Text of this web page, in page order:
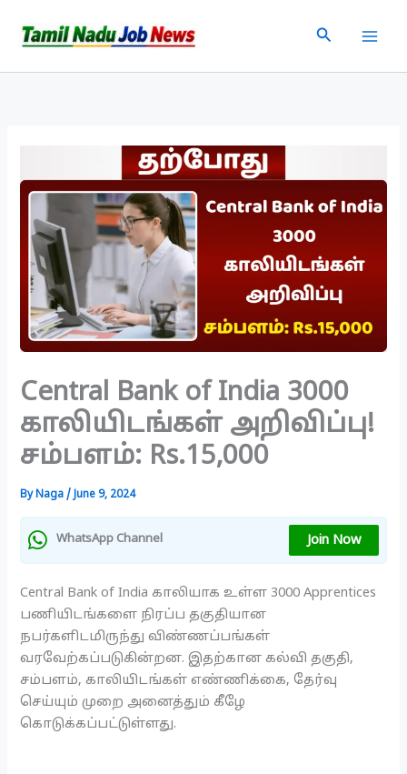
Search
Central Bank of India 3000
காலியிடங்கள் அறிவிப்பு!
சம்பளம்: Rs.15,000
ByNaga/ June 9, 2024
WhatsApp Channel Join Now
Central Bank of India காலியாக உள்ள 3000 Apprentices
பணியிடங்களை நிரப்ப தகுதியான
நபர்களிடமிருந்து விண்ணப்பங்கள்
வரவேற்கப்படுகின்றன. இதற்கான கல்வி தகுதி,
சம்பளம், காலியிடங்கள் எண்ணிக்கை, தேர்வு
செய்யும் முறை அனைத்தும் கீழே
கொடுக்கப்பட்டுள்ளது.